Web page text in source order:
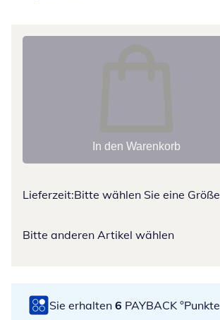
In den Warenkorb
Lieferzeit:Bitte wählen Sie eine Größe
Bitte anderen Artikel wählen
Sie erhalten 6 PAYBACK °Punkte